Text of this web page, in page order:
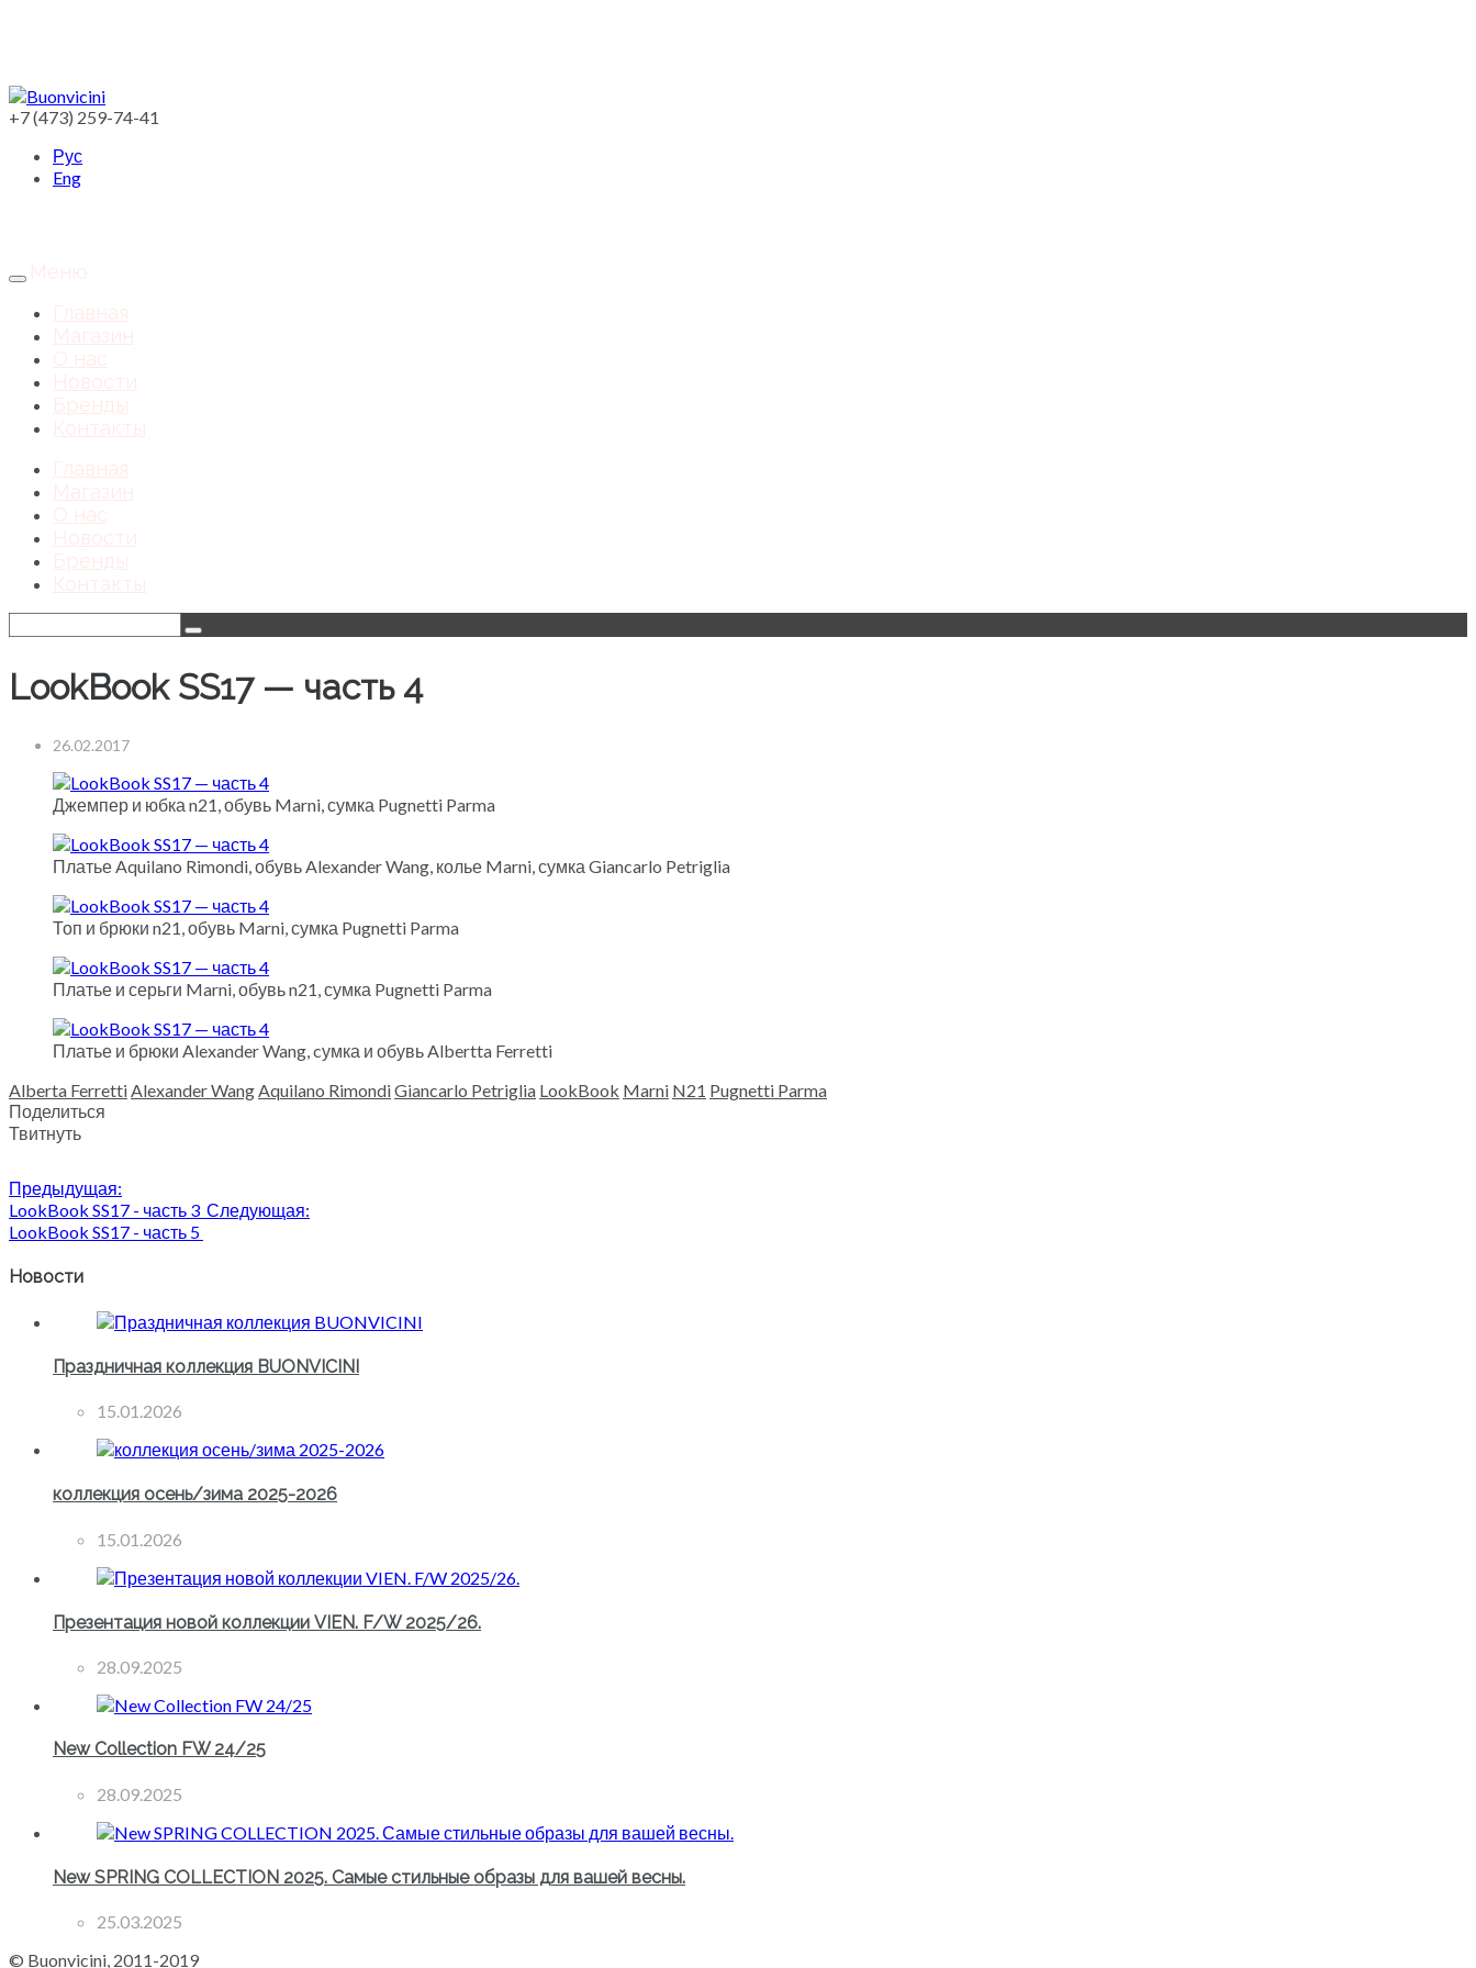
+7 (473) 259-74-41
Рус
Eng
LookBook SS17 — часть 4
26.02.2017
Джемпер и юбка n21, обувь Marni, сумка Pugnetti Parma
Платье Aquilano Rimondi, обувь Alexander Wang, колье Marni, сумка Giancarlo Petriglia
Топ и брюки n21, обувь Marni, сумка Pugnetti Parma
Платье и серьги Marni, обувь n21, сумка Pugnetti Parma
Платье и брюки Alexander Wang, cумка и обувь Albertta Ferretti
Alberta FerrettiAlexander WangAquilano RimondiGiancarlo Petriglia LookBook Marni N21 Pugnetti Parma
Поделиться
Твитнуть
Предыдущая:
LookBook SS17 - часть 3 Следующая:
LookBook SS17 - часть 5
Новости
Праздничная коллекция BUONVICINI
15.01.2026
коллекция осень/зима 2025-2026
15.01.2026
Презентация новой коллекции VIEN. F/W 2025/26.
28.09.2025
New Collection FW 24/25
28.09.2025
New SPRING COLLECTION 2025. Самые стильные образы для вашей весны.
25.03.2025
© Buonvicini, 2011-2019